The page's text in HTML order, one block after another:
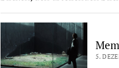
5.